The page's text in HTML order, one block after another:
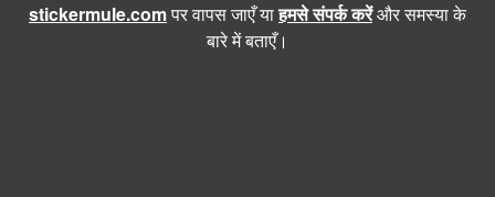
stickermule.comपर वापस जाएँ याहमसे संपर्क करेंऔर समस्या के
बारे में बताएँ।